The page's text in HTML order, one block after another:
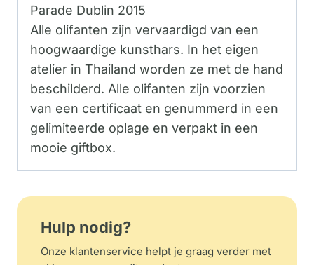
Parade Dublin 2015
Alle olifanten zijn vervaardigd van een
hoogwaardige kunsthars. In het eigen
atelier in Thailand worden ze met de hand
beschilderd. Alle olifanten zijn voorzien
van een certificaat en genummerd in een
gelimiteerde oplage en verpakt in een
mooie giftbox.
Hulp nodig?
Onze klantenservice helpt je graag verder met